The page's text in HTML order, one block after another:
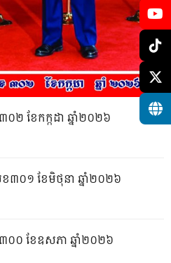
០២ ខែកក្កដា ឆ្នាំ២០២៦
ខ៣០១ ខែមិថុនា ឆ្នាំ២០២៦
០០ ខែឧសភា ឆ្នាំ២០២៦